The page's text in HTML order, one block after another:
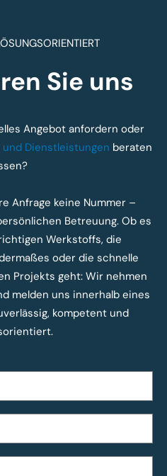
Sie uns
Angebot anfordern oder
Dienstleistungen beraten
Anfrage keine Nummer –
Betreuung. Ob es
Werkstoffs, die
oder die schnelle
Projekts geht: Wir nehmen
melden uns innerhalb eines
kompetent und